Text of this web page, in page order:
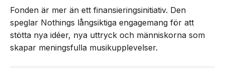
Fonden är mer än ett finansieringsinitiativ. Den
speglar Nothings långsiktiga engagemang för att
stötta nya idéer, nya uttryck och människorna som
skapar meningsfulla musikupplevelser.